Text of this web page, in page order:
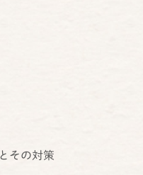
その対策